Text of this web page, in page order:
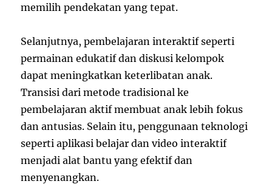
memilih pendekatan yang tepat.
Selanjutnya, pembelajaran interaktif seperti
permainan edukatif dan diskusi kelompok
dapat meningkatkan keterlibatan anak.
Transisi dari metode tradisional ke
pembelajaran aktif membuat anak lebih fokus
dan antusias. Selain itu, penggunaan teknologi
seperti aplikasi belajar dan video interaktif
menjadi alat bantu yang efektif dan
menyenangkan.